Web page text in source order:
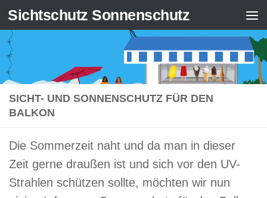
Zum Inhalt springen
Sichtschutz Sonnenschutz
SICHT- UND SONNENSCHUTZ FÜR DEN
BALKON
Die Sommerzeit naht und da man in dieser
Zeit gerne draußen ist und sich vor den UV-
Strahlen schützen sollte, möchten wir nun